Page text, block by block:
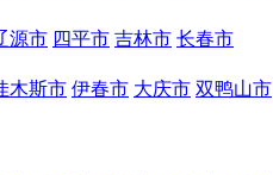
源市 四平市 吉林市 长春市
木斯市 伊春市 大庆市 双鸭山市